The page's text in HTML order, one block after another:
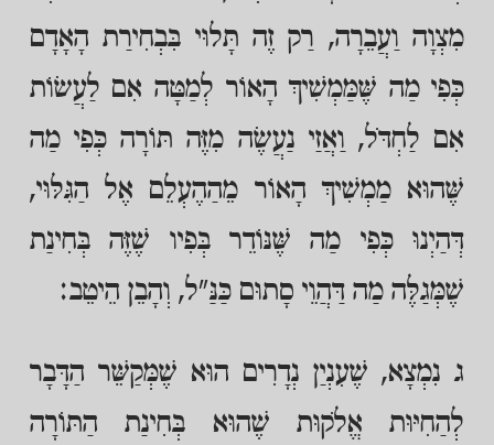
מִצְוָה וַעֲבֵרָה, רַק זֶה תָּלוּי בִּבְחִירַת הָאָדָם
כְּפִי מַה שֶּׁמַּמְשִׁיךְ הָאוֹר לְמַטָּה אִם לַעֲשׂוֹת
אִם לַחְדֹּל, וַאֲזַי נַעֲשֶׂה מִזֶּה תּוֹרָה כְּפִי מַה
שֶּׁהוּא מַמְשִׁיךְ הָאוֹר מֵהַהֶעְלֵם אֶל הַגִּלּוּי,
דְּהַיְנוּ כְּפִי מַה שֶּׁנּוֹדֵר בְּפִיו שֶׁזֶּה בְּחִינַת
שֶׁמְּגַלֶּה מַה דַּהֲוֵי סָתוּם כַּנַּ"ל, וְהָבֵן הֵיטֵב:
ג נִמְצָא, שֶׁעִנְיַן נְדָרִים הוּא שֶׁמְּקַשֵּׁר הַדָּבָר
לְהַחִיּוּת אֱלֹקוּת שֶׁהוּא בְּחִינַת הַתּוֹרָה